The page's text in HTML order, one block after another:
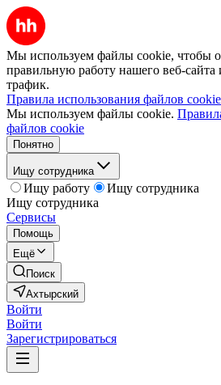
Мы используем файлы cookie, чтобы
правильную работу нашего веб-сайта
трафик.
Правила использования файлов cookie
Мы используем файлы cookie.
файлов cookie
Понятно
Ищу сотрудника
Ищу работу
Ищу сотрудника
Ищу сотрудника
Сервисы
Помощь
Ещё
Поиск
Ахтырский
Войти
Войти
Зарегистрироваться